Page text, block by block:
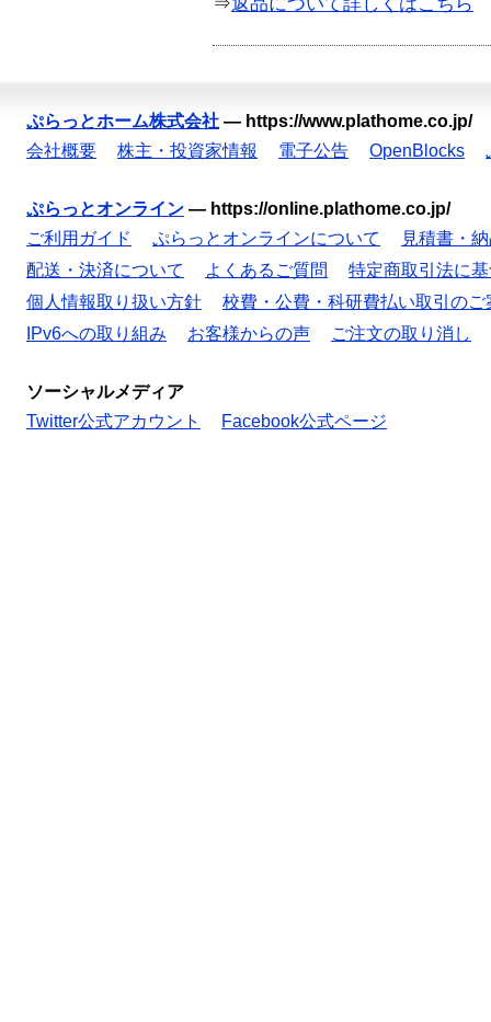
⇒返品について詳しくはこちら
ぷらっとホーム株式会社 — https://www.plathome.co.jp/
会社概要
株主・投資家情報 電子公告 OpenBlocks
ぷらっとオンライン — https://online.plathome.co.jp/
ご利用ガイド
ぷらっとオンラインについて
見積書・
配送・決済について
よくあるご質問
特定商取引法に
個人情報取り扱い方針
校費・公費・科研費払い取引のご
IPv6への取り組み
お客様からの声 ご注文の取り消し
ソーシャルメディア
Twitter公式アカウント
Facebook公式ページ